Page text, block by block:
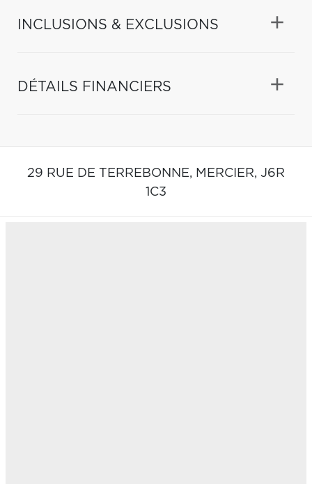
INCLUSIONS & EXCLUSIONS
DÉTAILS FINANCIERS
29 RUE DE TERREBONNE, MERCIER, J6R
1C3